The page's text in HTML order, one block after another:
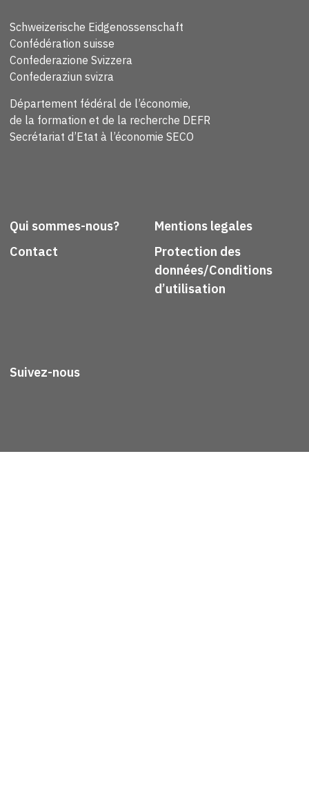
Schweizerische Eidgenossenschaft
Confédération suisse
Confederazione Svizzera
Confederaziun svizra
Département fédéral de l’économie,
de la formation et de la recherche DEFR
Secrétariat d’Etat à l’économie SECO
Qui sommes-nous?
Contact
Mentions legales
Protection des
données/Conditions
d’utilisation
Suivez-nous